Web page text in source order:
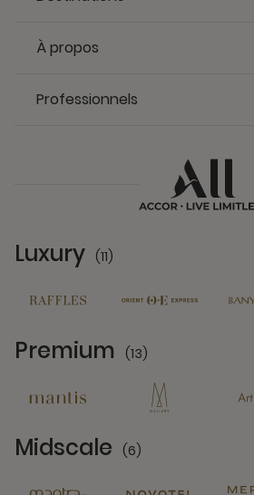
À propos
Professionnels
Luxury (11)
Premium (13)
Midscale (6)